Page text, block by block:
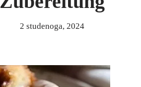
2 studenoga, 2024